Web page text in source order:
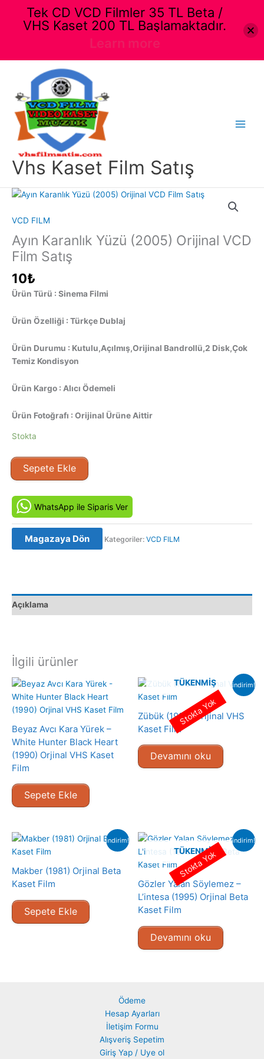
Vhs Kaset Film Satış
VCD FILM
Ayın Karanlık Yüzü (2005) Orijinal VCD
Film Satış
10₺
Ürün Türü : Sinema Filmi
Ürün Özelliği : Türkçe Dublaj
Ürün Durumu : Kutulu,Açılmış,Orijinal Bandrollü,2 Disk,Çok
Temiz Kondisyon
Ürün Kargo : Alıcı Ödemeli
Ürün Fotoğrafı : Orijinal Ürüne Aittir
Stokta
Ayın
Karanlık
(2005)
Orijinal
VCD
Film
Sepete Ekle
WhatsApp ile Siparis Ver
Magazaya Dön Kategoriler: VCD FILM
Açıklama
İlgili ürünler
Beyaz Avcı Kara Yürek –
White Hunter Black Heart
(1990) Orjinal VHS Kaset
Film
Sepete Ekle
indirim!
TÜKENMIŞ
Zübük (1980) Orijinal VHS
Kaset Film
Devamını oku
Stokta Yok
indirim!
Makber (1981) Orjinal Beta
Kaset Film
Sepete Ekle
indirim!
TÜKENMIŞ
Gözler Yalan Söylemez –
L’intesa (1995) Orjinal Beta
Kaset Film
Devamını oku
Stokta Yok
Ödeme
Hesap Ayarları
İletişim Formu
Alışveriş Sepetim
Giriş Yap / Uye ol
Tek CD VCD Filmler 35 TL Beta /
VHS Kaset 200 TL Başlamaktadır.
Learn more